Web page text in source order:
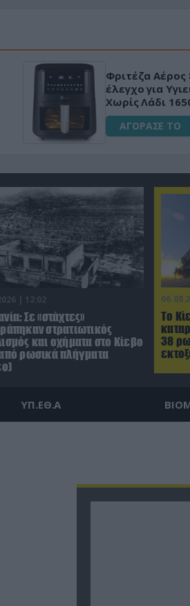
Φριτέζα
έλεγχο για
Χωρίς Λάδι
ΑΓΟΡΑΣΕ ΤΟ
Το
38
| 12:02
Σε «στάχτες»
στρατιωτικός
και οχήματα στο Κίεβο
ρωσικά πλήγματα
ΥΠ.ΕΘ.Α